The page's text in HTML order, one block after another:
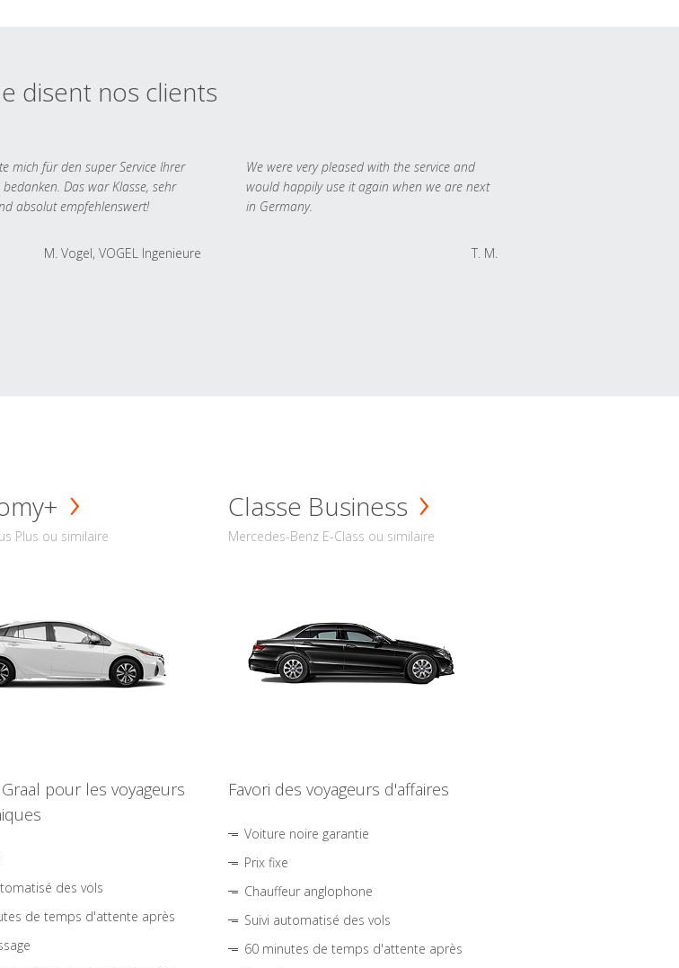
disent nos clients
mich für den super Service Ihrer
Das war Klasse, sehr
absolut empfehlenswert!
M. Vogel, VOGEL Ingenieure
We were very pleased with the service and
would happily use it again when we are next
in Germany.
T. M.
Plus ou similaire
Graal pour les voyageurs
des vols
de temps d'attente après
Classe Business
Mercedes-Benz E-Class ou similaire
Favori des voyageurs d'affaires
Voiture noire garantie
Prix fixe
Chauffeur anglophone
Suivi automatisé des vols
60 minutes de temps d'attente après